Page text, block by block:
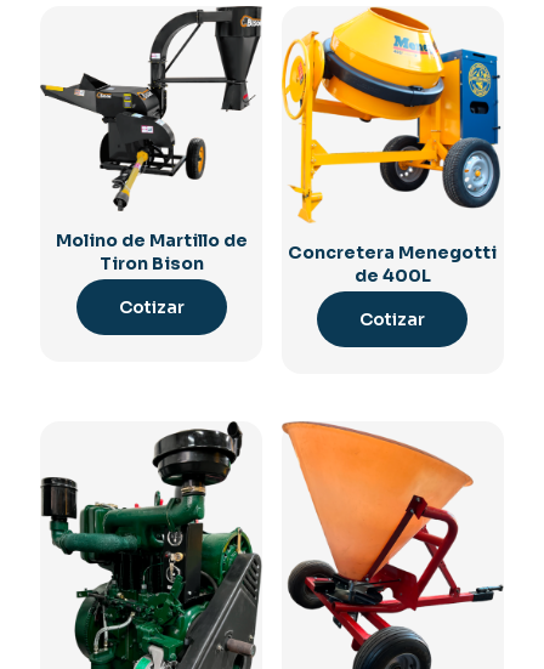
Molino de Martillo de
Tiron Bison
Cotizar
Concretera Menegotti
de 400L
Cotizar